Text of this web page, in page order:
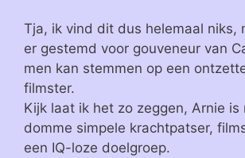
Tja, ik vind dit dus helemaal niks,
er gestemd voor gouveneur van
men kan stemmen op een
filmster.
Kijk laat ik het zo zeggen, Arnie is
domme simpele krachtpatser,
een IQ-loze doelgroep.